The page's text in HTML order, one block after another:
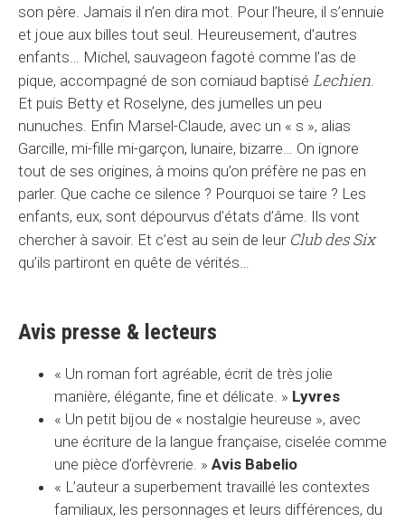
son père. Jamais il n’en dira mot. Pour l’heure, il s’ennuie
et joue aux billes tout seul. Heureusement, d’autres
enfants… Michel, sauvageon fagoté comme l’as de
pique, accompagné de son corniaud baptisé Lechien.
Et puis Betty et Roselyne, des jumelles un peu
nunuches. Enfin Marsel-Claude, avec un « s », alias
Garcille, mi-fille mi-garçon, lunaire, bizarre… On ignore
tout de ses origines, à moins qu’on préfère ne pas en
parler. Que cache ce silence ? Pourquoi se taire ? Les
enfants, eux, sont dépourvus d’états d’âme. Ils vont
chercher à savoir. Et c’est au sein de leur Club des Six
qu’ils partiront en quête de vérités…
Avis presse & lecteurs
« Un roman fort agréable, écrit de très jolie
manière, élégante, fine et délicate. » Lyvres
« Un petit bijou de « nostalgie heureuse », avec
une écriture de la langue française, ciselée comme
une pièce d’orfèvrerie. » Avis Babelio
« L’auteur a superbement travaillé les contextes
familiaux, les personnages et leurs différences, du